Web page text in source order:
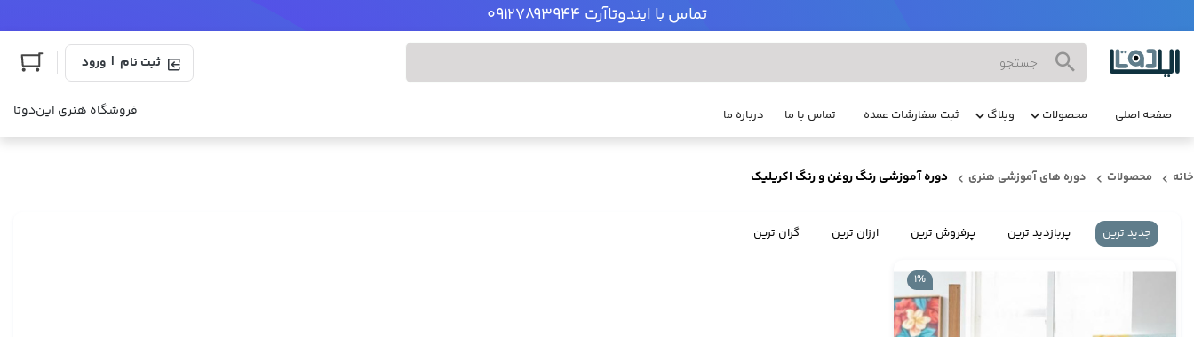
تماس با ایندوتاآرت 09127893944
ثبت نام | ورود
صفحه اصلی محصولات وبلاگ ثبت سفارشات عمده تماس با ما درباره ما فروشگاه هنری این‌دوتا
خانه محصولات دوره های آموزشی هنری دوره آموزشی رنگ روغن و رنگ اکریلیک
جدید ترین پربازدید ترین پرفروش ترین ارزان ترین گران ترین
1%